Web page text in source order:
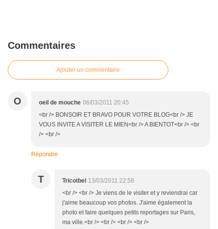
Commentaires
Ajouter un commentaire
O oeil de mouche 06/03/2011 20:45
<br /> BONSOIR ET BRAVO POUR VOTRE BLOG<br /> JE
VOUS INVITE A VISITER LE MIEN<br /> A BIENTOT<br /> <br
/> <br />
Répondre
T Tricotbel 13/03/2011 22:56
<br /> <br /> Je viens de le visiter et y reviendrai car
j'aime beaucoup vos photos. J'aime également la
photo et faire quelques petits reportages sur Paris,
ma ville.<br /> <br /> <br /> <br />